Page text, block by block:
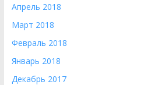
Апрель 2018
Март 2018
Февраль 2018
Январь 2018
Декабрь 2017